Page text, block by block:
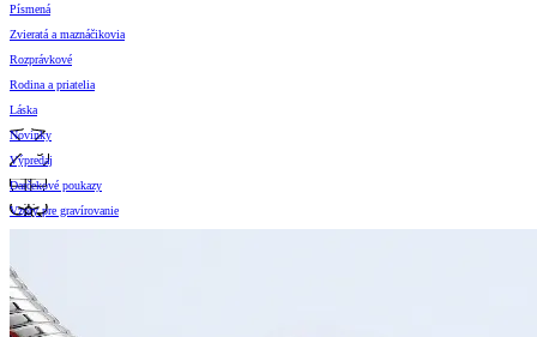
Písmená
Zvieratá a maznáčikovia
Rozprávkové
Rodina a priatelia
Láska
Novinky
Výpredaj
Darčekové poukazy
Vzory pre gravírovanie